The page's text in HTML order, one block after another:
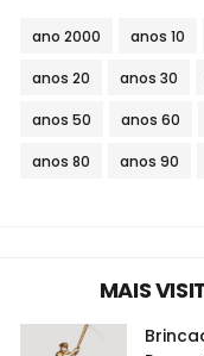
ano 2000 anos 10
anos 20 anos 30
anos 50 anos 60
anos 80 anos 90
MAIS